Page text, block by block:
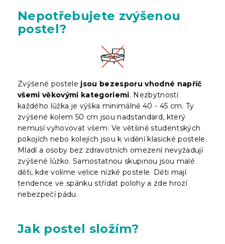
Nepotřebujete zvýšenou
postel?
Zvýšené postele jsou bezesporu vhodné napříč
všemi věkovými kategoriemi. Nezbytností
každého lůžka je výška minimálně 40 - 45 cm. Ty
zvýšené kolem 50 cm jsou nadstandard, který
nemusí vyhovovat všem. Ve většině studentských
pokojích nebo kolejích jsou k vidění klasické postele.
Mladí a osoby bez zdravotních omezení nevyžadují
zvýšené lůžko. Samostatnou skupinou jsou malé
děti, kde volíme velice nízké postele. Děti mají
tendence ve spánku střídat polohy a zde hrozí
nebezpečí pádu.
Jak postel složím?